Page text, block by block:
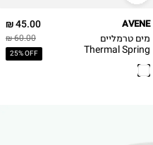
45.00 ₪
60.00 ₪
25% OFF
AVENE
מים טרמליים
Thermal Spring